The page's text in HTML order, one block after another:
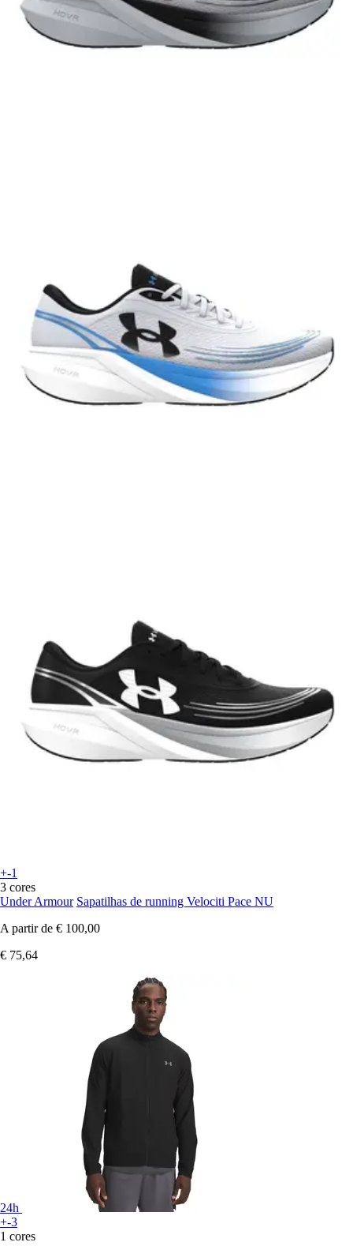
+-1
3 cores
Under Armour Sapatilhas de running Velociti Pace NU
A partir de € 100,00
€ 75,64
24h
+-3
1 cores